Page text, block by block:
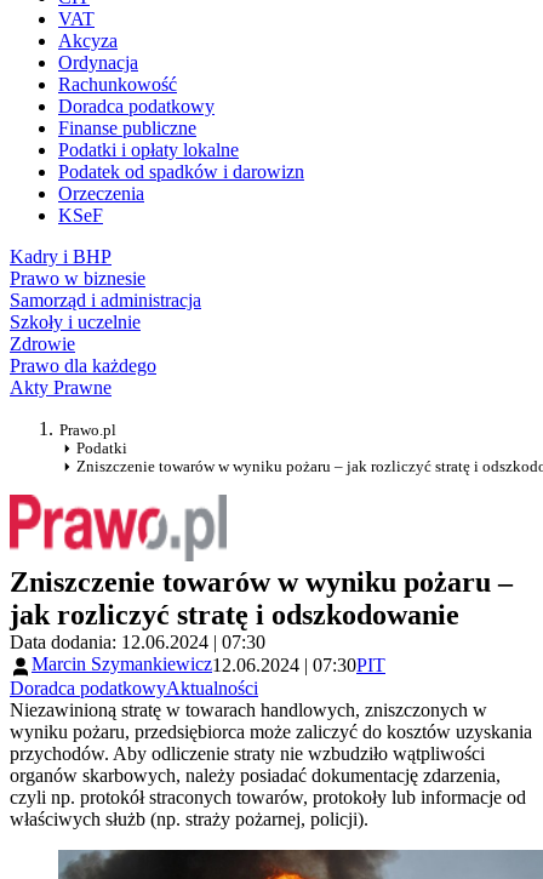
VAT
Akcyza
Ordynacja
Rachunkowość
Doradca podatkowy
Finanse publiczne
Podatki i opłaty lokalne
Podatek od spadków i darowizn
Orzeczenia
KSeF
Kadry i BHP
Prawo w biznesie
Samorząd i administracja
Szkoły i uczelnie
Zdrowie
Prawo dla każdego
Akty Prawne
Prawo.pl
Podatki
Zniszczenie towarów w wyniku pożaru – jak rozliczyć stratę i
Zniszczenie towarów w wyniku pożaru –
jak rozliczyć stratę i odszkodowanie
Data dodania: 12.06.2024 | 07:30
Marcin Szymankiewicz12.06.2024 | 07:30PIT
Doradca podatkowyAktualności
Niezawinioną stratę w towarach handlowych, zniszczonych w
wyniku pożaru, przedsiębiorca może zaliczyć do kosztów uzyskania
przychodów. Aby odliczenie straty nie wzbudziło wątpliwości
organów skarbowych, należy posiadać dokumentację zdarzenia,
czyli np. protokół straconych towarów, protokoły lub informacje od
właściwych służb (np. straży pożarnej, policji).